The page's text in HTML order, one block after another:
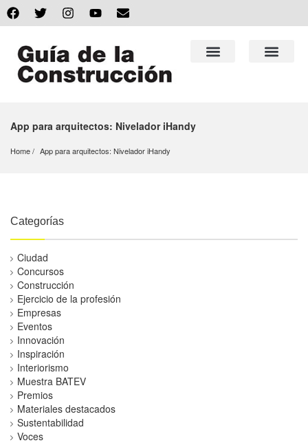
App para arquitectos: Nivelador iHandy
Home App para arquitectos: Nivelador iHandy
Categorías
Ciudad
Concursos
Construcción
Ejercicio de la profesión
Empresas
Eventos
Innovación
Inspiración
Interiorismo
Muestra BATEV
Premios
Materiales destacados
Sustentabilidad
Voces